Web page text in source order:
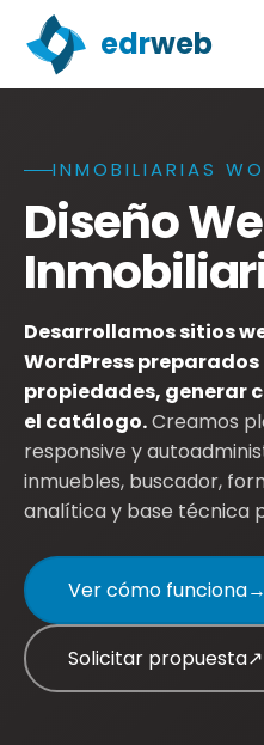
edrweb
Diseño web para
INMOBILIARIAS
Diseño
Desarrollamos sitios
WordPress
propiedades, generar
el catálogo.Creamos
responsive y
inmuebles, buscador,
analítica y base técnica
Ver cómo funciona→
Solicitar propuesta↗